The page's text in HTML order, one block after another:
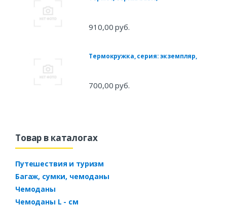
910,00 руб.
Термокружка, серия: экземпляр,
700,00 руб.
Товар в каталогах
Путешествия и туризм
Багаж, сумки, чемоданы
Чемоданы
Чемоданы L - см